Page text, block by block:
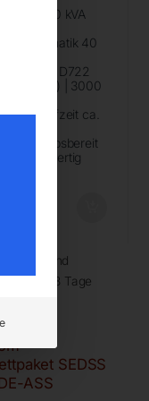
max. / 10 kVA
40
| Kubota D722
| 3000
l | Laufzeit ca.
betriebsbereit
Versand
ca. 2 - 3 Tage
SEDSS
ASS